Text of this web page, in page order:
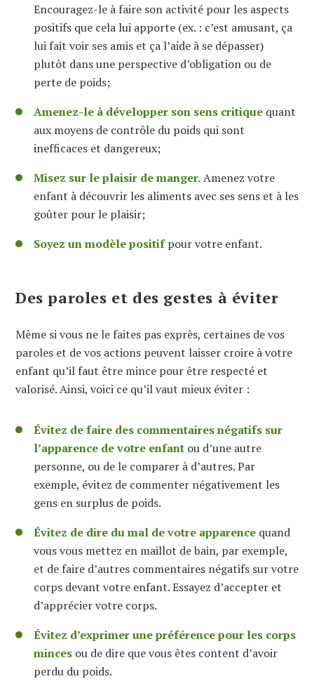
Encouragez-le à faire son activité pour les aspects
positifs que cela lui apporte (ex. : c’est amusant, ça
lui fait voir ses amis et ça l’aide à se dépasser)
plutôt dans une perspective d’obligation ou de
perte de poids;
Amenez-le à développer son sens critique quant
aux moyens de contrôle du poids qui sont
inefficaces et dangereux;
Misez sur le plaisir de manger.Amenez votre
enfant à découvrir les aliments avec ses sens et à les
goûter pour le plaisir;
Soyez un modèle positifpour votre enfant.
Des paroles et des gestes à éviter
Même si vous ne le faites pas exprès, certaines de vos
paroles et de vos actions peuvent laisser croire à votre
enfant qu’il faut être mince pour être respecté et
valorisé. Ainsi, voici ce qu’il vaut mieux éviter :
Évitez de faire des commentaires négatifs sur
l’apparence de votre enfant ou d’une autre
personne, ou de le comparer à d’autres. Par
exemple, évitez de commenter négativement les
gens en surplus de poids.
Évitez de dire du mal de votre apparence quand
vous vous mettez en maillot de bain, par exemple,
et de faire d’autres commentaires négatifs sur votre
corps devant votre enfant. Essayez d’accepter et
d’apprécier votre corps.
Évitez d’exprimer une préférence pour les corps
minces ou de dire que vous êtes content d’avoir
perdu du poids.